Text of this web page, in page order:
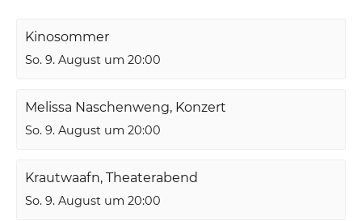
Kinosommer
So. 9. August um 20:00
Melissa Naschenweng, Konzert
So. 9. August um 20:00
Krautwaafn, Theaterabend
So. 9. August um 20:00